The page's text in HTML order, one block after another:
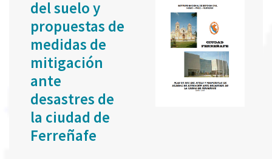
del suelo y
propuestas de
medidas de
mitigación
ante
desastres de
la ciudad de
Ferreñafe